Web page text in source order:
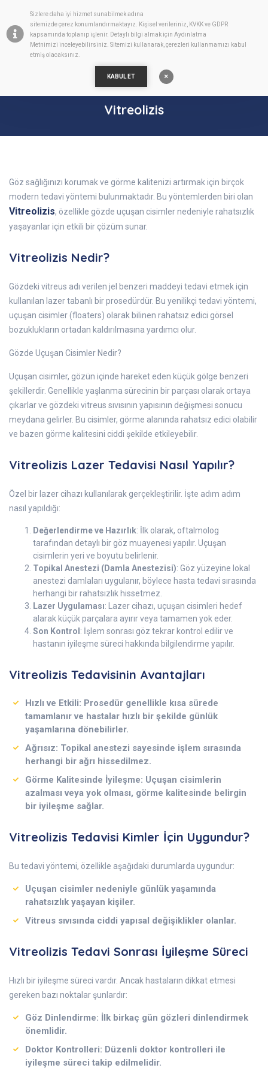
Sizlere daha iyi hizmet sunabilmek adına
sitemizdeçerez konumlandırmaktayız. Kişisel verileriniz, KVKK ve GDPR
kapsamında toplanıp işlenir. Detaylı bilgi almak için Aydınlatma
Metnimizi inceleyebilirsiniz. Sitemizi kullanarak, çerezleri kullanmamızı kabul
etmiş olacaksınız.
KABUL ET
Vitreolizis
Göz sağlığınızı korumak ve görme kalitenizi artırmak için birçok
modern tedavi yöntemi bulunmaktadır. Bu yöntemlerden biri olan
Vitreolizis, özellikle gözde uçuşan cisimler nedeniyle rahatsızlık
yaşayanlar için etkili bir çözüm sunar.
Vitreolizis Nedir?
Gözdeki vitreus adı verilen jel benzeri maddeyi tedavi etmek için
kullanılan lazer tabanlı bir prosedürdür. Bu yenilikçi tedavi yöntemi,
uçuşan cisimler (floaters) olarak bilinen rahatsız edici görsel
bozuklukların ortadan kaldırılmasına yardımcı olur.
Gözde Uçuşan Cisimler Nedir?
Uçuşan cisimler, gözün içinde hareket eden küçük gölge benzeri
şekillerdir. Genellikle yaşlanma sürecinin bir parçası olarak ortaya
çıkarlar ve gözdeki vitreus sıvısının yapısının değişmesi sonucu
meydana gelirler. Bu cisimler, görme alanında rahatsız edici olabilir
ve bazen görme kalitesini ciddi şekilde etkileyebilir.
Vitreolizis Lazer Tedavisi Nasıl Yapılır?
Özel bir lazer cihazı kullanılarak gerçekleştirilir. İşte adım adım
nasıl yapıldığı:
Değerlendirme ve Hazırlık: İlk olarak, oftalmolog
tarafından detaylı bir göz muayenesi yapılır. Uçuşan
cisimlerin yeri ve boyutu belirlenir.
Topikal Anestezi (Damla Anestezisi): Göz yüzeyine lokal
anestezi damlaları uygulanır, böylece hasta tedavi sırasında
herhangi bir rahatsızlık hissetmez.
Lazer Uygulaması: Lazer cihazı, uçuşan cisimleri hedef
alarak küçük parçalara ayırır veya tamamen yok eder.
Son Kontrol : İşlem sonrası göz tekrar kontrol edilir ve
hastanın iyileşme süreci hakkında bilgilendirme yapılır.
Vitreolizis Tedavisinin Avantajları
Hızlı ve Etkili: Prosedür genellikle kısa sürede
tamamlanır ve hastalar hızlı bir şekilde günlük
yaşamlarına dönebilirler.
Ağrısız: Topikal anestezi sayesinde işlem sırasında
herhangi bir ağrı hissedilmez.
Görme Kalitesinde İyileşme: Uçuşan cisimlerin
azalması veya yok olması, görme kalitesinde belirgin
bir iyileşme sağlar.
Vitreolizis Tedavisi Kimler İçin Uygundur?
Bu tedavi yöntemi, özellikle aşağıdaki durumlarda uygundur:
Uçuşan cisimler nedeniyle günlük yaşamında
rahatsızlık yaşayan kişiler.
Vitreus sıvısında ciddi yapısal değişiklikler olanlar.
Vitreolizis Tedavi Sonrası İyileşme Süreci
Hızlı bir iyileşme süreci vardır. Ancak hastaların dikkat etmesi
gereken bazı noktalar şunlardır:
Göz Dinlendirme: İlk birkaç gün gözleri dinlendirmek
önemlidir.
Doktor Kontrolleri: Düzenli doktor kontrolleri ile
iyileşme süreci takip edilmelidir.